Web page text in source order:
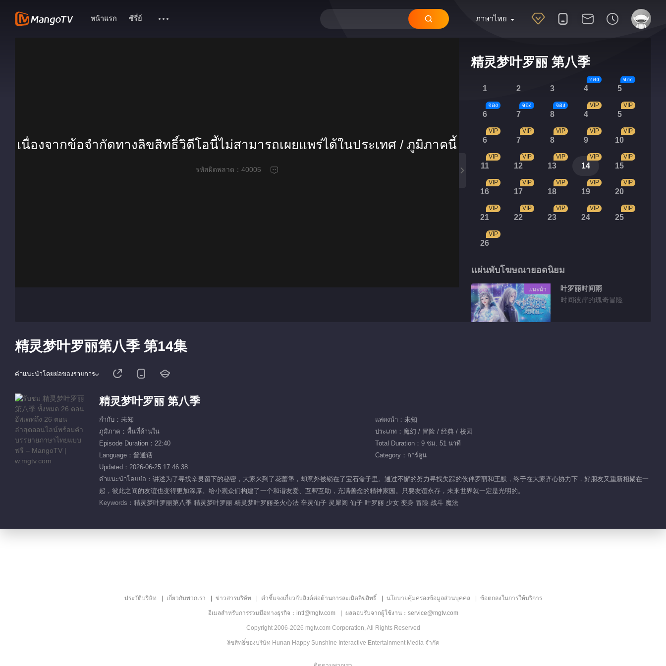
ภาษาไทย
หน้าแรก ซีรี่ย์
精灵梦叶罗丽 第八季
1 2 3 4
จอง
5
จอง
6
จอง
7
จอง
8
จอง
4
VIP
5
VIP
6
VIP
7
VIP
8
VIP
9
VIP
10
VIP
11
VIP
12
VIP
13
VIP
14
VIP
15
VIP
16
VIP
17
VIP
18
VIP
19
VIP
20
VIP
21
VIP
22
VIP
23
VIP
24
VIP
25
VIP
26
VIP
แผ่นพับโฆษณายอดนิยม
แนะนำ
叶罗丽时间雨
时间彼岸的瑰奇冒险
เนื่องจากข้อจำกัดทางลิขสิทธิ์วิดีโอนี้ไม่สามารถเผยแพร่ได้ในประเทศ / ภูมิภาคนี้
รหัสผิดพลาด： 40005
精灵梦叶罗丽第八季 第14集
คำแนะนำโดยย่อของรายการ
精灵梦叶罗丽 第八季
กำกับ：未知
แสดงนำ：未知
ภูมิภาค：พื้นที่ด้านใน
ประเภท：魔幻 / 冒险 / 经典 / 校园
Episode Duration：22:40
Total Duration：9 ชม. 51 นาที
Language：普通话
Category：การ์ตูน
Updated：2026-06-25 17:46:38
คำแนะนำโดยย่อ：讲述为了寻找辛灵留下的秘密，大家来到了花蕾堡，却意外被锁在了宝石盒子里。通过不懈的努力寻找失踪的伙伴罗丽和王默，终于在大家齐心协力下，好朋友又重新相聚在一
起，彼此之间的友谊也变得更加深厚。给小观众们构建了一个和谐友爱、互帮互助，充满善念的精神家园。只要友谊永存，未来世界就一定是光明的。
Keywords： 精灵梦叶罗丽第八季 精灵梦叶罗丽 精灵梦叶罗丽圣火心法 辛灵仙子 灵犀阁 仙子 叶罗丽 少女 变身 冒险 战斗 魔法
ประวัติบริษัท เกี่ยวกับพวกเรา ข่าวสารบริษัท คำชี้แจงเกี่ยวกับลิงค์ต่อต้านการละเมิดลิขสิทธิ์ นโยบายคุ้มครองข้อมูลส่วนบุคคล ข้อตกลงในการให้บริการ
อีเมลสำหรับการร่วมมือทางธุรกิจ：intl@mgtv.com ผลตอบรับจากผู้ใช้งาน：service@mgtv.com
Copyright 2006-2026 mgtv.com Corporation, All Rights Reserved
ลิขสิทธิ์ของบริษัท Hunan Happy Sunshine Interactive Entertainment Media จำกัด